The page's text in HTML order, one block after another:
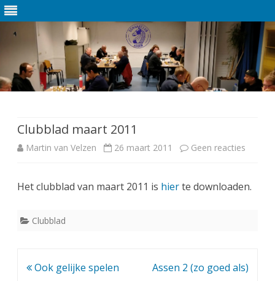
Clubblad maart 2011
Martin van Velzen 26 maart 2011 Geen reacties
C
b
Het clubblad van maart 2011 is hierte downloaden.
Clubblad
Bericht
Ook gelijke spelen
Assen 2 (zo goed als)